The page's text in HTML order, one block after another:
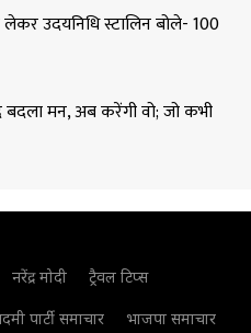
लेकर उदयनिधि स्टालिन बोले- 100
मन, अब करेंगी वो; जो कभी
नरेंद्र मोदी
ट्रैवल टिप्स
पार्टी समाचार भाजपा समाचार